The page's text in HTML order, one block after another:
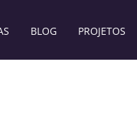
BLOG PROJETOS